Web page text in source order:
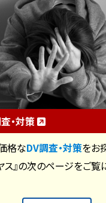
・対策
格なDV調査・対策をお
』の次のページをご覧